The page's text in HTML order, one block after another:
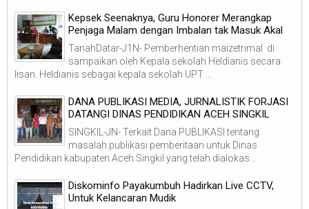
Kepsek Seenaknya, Guru Honorer Merangkap
Penjaga Malam dengan Imbalan tak Masuk Akal
TanahDatar-J1N- Pemberhentian maizetrimal di
sampaikan oleh Kepala sekolah Heldianis secara
lisan. Heldianis sebagai kepala sekolah UPT ...
DANA PUBLIKASI MEDIA, JURNALISTIK FORJASI
DATANGI DINAS PENDIDIKAN ACEH SINGKIL
SINGKIL-JN- Terkait Dana PUBLIKASI tentang
masalah publikasi pemberitaan untuk Dinas
Pendidikan kabupaten Aceh Singkil yang telah dialokas...
Diskominfo Payakumbuh Hadirkan Live CCTV,
Untuk Kelancaran Mudik